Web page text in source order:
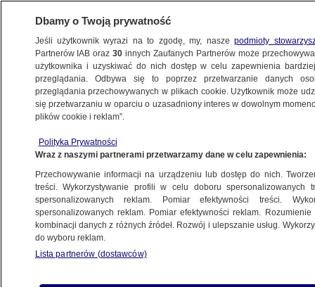
WARSZAWA
TARGÓWEK
"Surfer z S8" usłyszał poważne zarzuty
26.05.2025, 12:49
Posłuchaj artykułu
Czyta lektor AI
Dbamy o Twoją prywatność
Jeśli użytkownik wyrazi na to zgodę, my, naszepodmioty
Partnerów IAB oraz30 innych Zaufanych Partnerów może
użytkownika i uzyskiwać do nich dostęp w celu zapewnienia
przeglądania. Odbywa się to poprzez przetwarzanie danych
przeglądania przechowywanych w plikach cookie. Użytkownik może
się przetwarzaniu w oparciu o uzasadniony interes w dowolnym
plików cookie i reklam”.
Polityka Prywatności
Wraz z naszymi partnerami przetwarzamy dane w celu zapewnienia:
Przechowywanie informacji na urządzeniu lub dostęp do nich.
treści. Wykorzystywanie profili w celu doboru spersonalizowanych
spersonalizowanych reklam. Pomiar efektywności treści.
spersonalizowanych reklam. Pomiar efektywności reklam.
kombinacji danych z różnych źródeł. Rozwój i ulepszanie usług.
do wyboru reklam.
Lista partnerów (dostawców)